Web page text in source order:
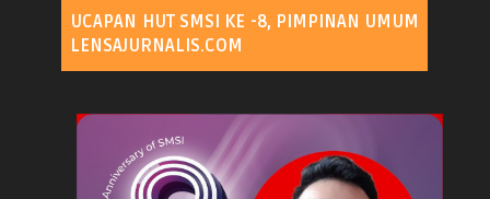
UCAPAN HUT SMSI KE -8, PIMPINAN UMUM
LENSAJURNALIS.COM